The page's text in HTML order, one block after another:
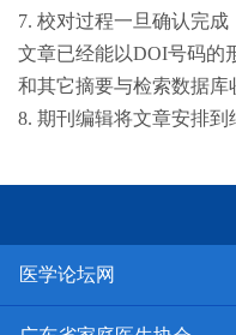
7. 校对过程一旦确认完
文章已经能以DOI号码的
和其它摘要与检索数据库
8. 期刊编辑将文章安排到
医学论坛网